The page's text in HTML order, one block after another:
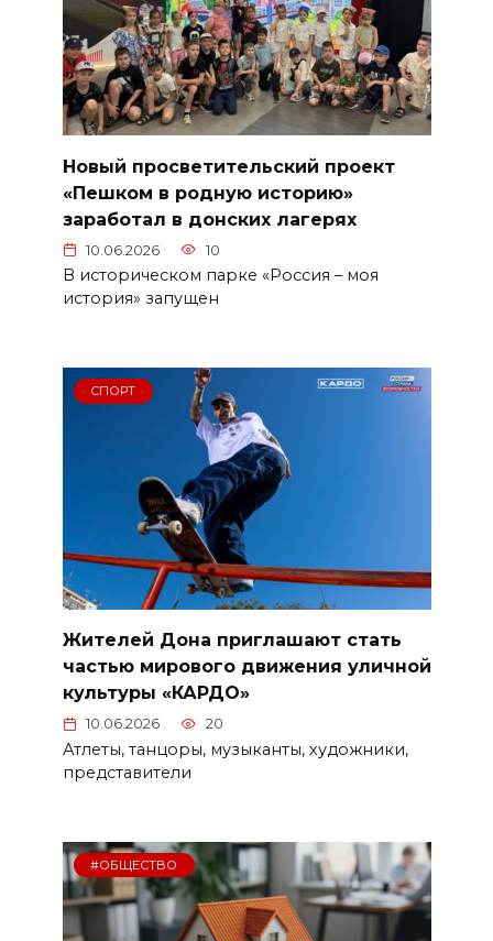
Новый просветительский проект
«Пешком в родную историю»
заработал в донских лагерях
10.06.2026 10
В историческом парке «Россия – моя
история» запущен
СПОРТ
Жителей Дона приглашают стать
частью мирового движения уличной
культуры «КАРДО»
10.06.2026 20
Атлеты, танцоры, музыканты, художники,
представители
#ОБЩЕСТВО